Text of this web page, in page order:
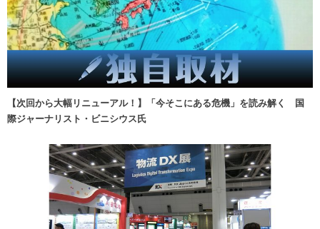
【次回から大幅リニューアル！】「今そこにある危機」を読み解く 国
際ジャーナリスト・ビニシウス氏